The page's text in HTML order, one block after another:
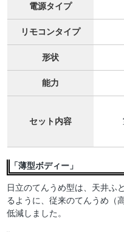
電源タイプ
リモコンタイプ
形状
能力
セット内容
「薄型ボディー」
日立のてんうめ型は、天井ふ
るように、従来のてんうめ（
低減しました。